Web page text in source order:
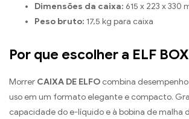
Dimensões da caixa: 615 x 223 x 330
Peso bruto: 17,5 kg para caixa
Por que escolher a ELF
Morrer CAIXA DE ELFO combina
uso em um formato elegante e compacto.
capacidade do e-líquido e à bobina de malha